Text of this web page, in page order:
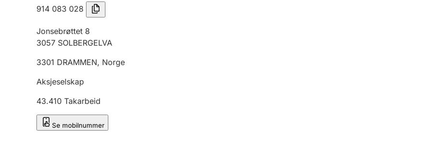
914 083 028
Jonsebrøttet 8
3057 SOLBERGELVA
3301 DRAMMEN, Norge
Aksjeselskap
43.410 Takarbeid
Se mobilnummer